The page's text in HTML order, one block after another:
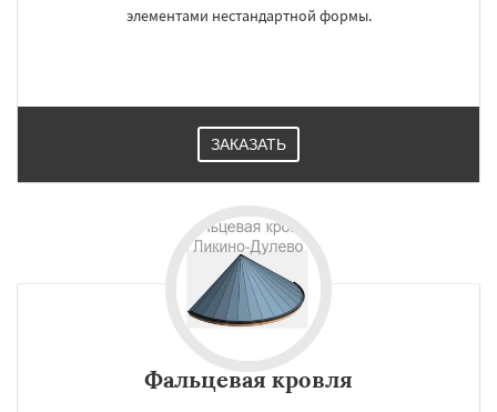
элементами нестандартной формы.
ЗАКАЗАТЬ
Фальцевая кровля